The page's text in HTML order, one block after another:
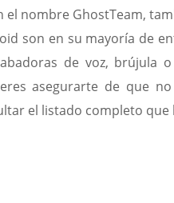
nombre GhostTeam,
son en su mayoría de
de voz, brújula
asegurarte de que
el listado completo